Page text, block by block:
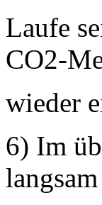
Laufe
CO2-
wieder
6) Im